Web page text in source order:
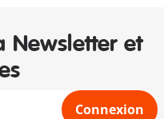
Newsletter et
Connexion